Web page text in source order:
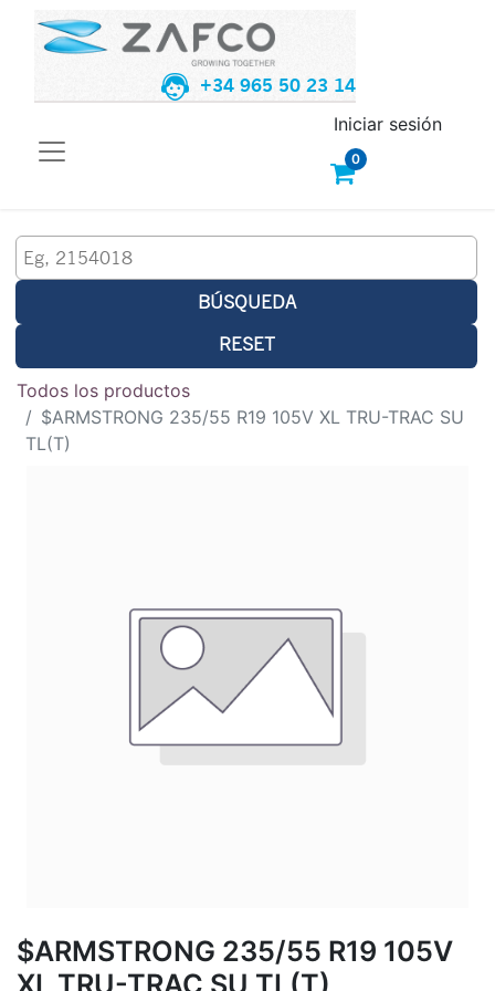
+34 965 50 23 14
0
Iniciar sesión
BÚSQUEDA
RESET
Todos los productos
$ARMSTRONG 235/55 R19 105V XL TRU-TRAC SU
TL(T)
$ARMSTRONG 235/55 R19 105V
XL TRU-TRAC SU TL(T)